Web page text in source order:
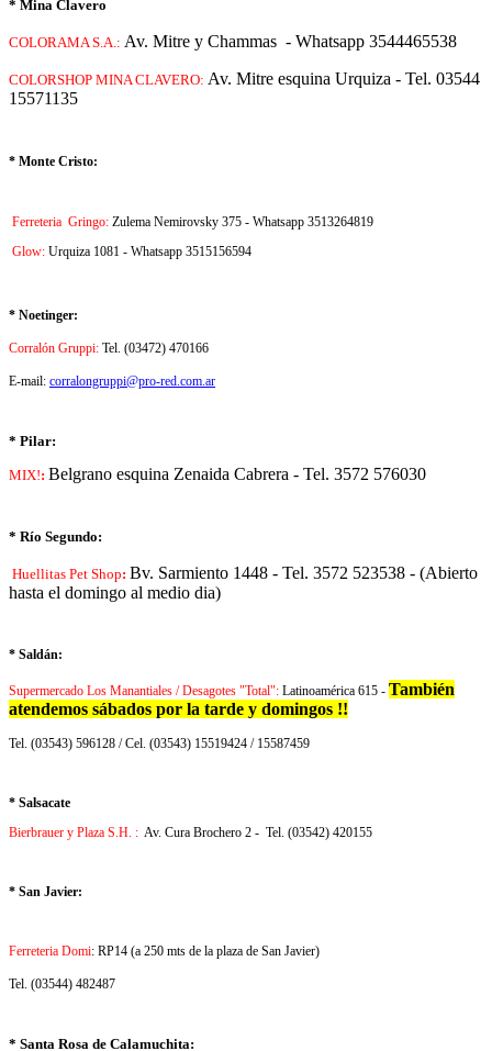
* Mina Clavero
COLORAMA S.A.: Av. Mitre y Chammas - Whatsapp 3544465538
COLORSHOP MINA CLAVERO: Av. Mitre esquina Urquiza - Tel. 03544
15571135
* Monte Cristo:
Ferreteria Gringo: Zulema Nemirovsky 375 - Whatsapp 3513264819
Glow: Urquiza 1081 - Whatsapp 3515156594
* Noetinger:
Corralón Gruppi: Tel. (03472) 470166
E-mail: corralongruppi@pro-red.com.ar
* Pilar:
MIX!: Belgrano esquina Zenaida Cabrera - Tel. 3572 576030
* Río Segundo:
Huellitas Pet Shop: Bv. Sarmiento 1448 - Tel. 3572 523538 - (Abierto
hasta el domingo al medio dia)
* Saldán:
Supermercado Los Manantiales / Desagotes "Total": Latinoamérica 615 - También
atendemos sábados por la tarde y domingos !!
Tel. (03543) 596128 / Cel. (03543) 15519424 / 15587459
* Salsacate
Bierbrauer y Plaza S.H. : Av. Cura Brochero 2 - Tel. (03542) 420155
* San Javier:
Ferreteria Domi: RP14 (a 250 mts de la plaza de San Javier)
Tel. (03544) 482487
* Santa Rosa de Calamuchita: